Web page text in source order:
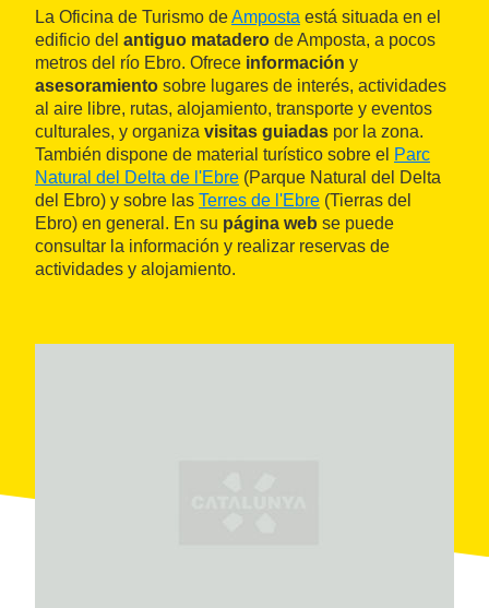
La Oficina de Turismo deAmposta está situada en el
edificio del antiguo matadero de Amposta, a pocos
metros del río Ebro. Ofrece información y
asesoramiento sobre lugares de interés, actividades
al aire libre, rutas, alojamiento, transporte y eventos
culturales, y organiza visitas guiadas por la zona.
También dispone de material turístico sobre el Parc
Natural del Delta de l'Ebre (Parque Natural del Delta
del Ebro) y sobre las Terres de l'Ebre (Tierras del
Ebro) en general. En su página web se puede
consultar la información y realizar reservas de
actividades y alojamiento.